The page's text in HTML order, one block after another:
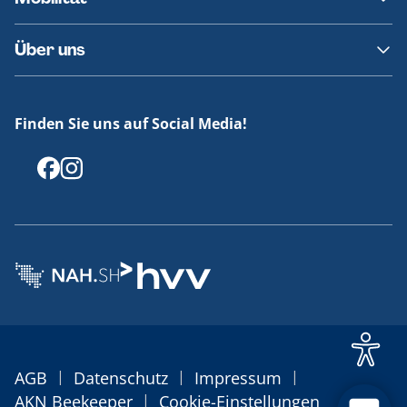
Fundsachen
Häufige Fragen
Barrierefreies Reisen
Erklärung Barrierefreiheit
Über uns
Offenlegungen
Finden Sie uns auf Social Media!
AGB | Datenschutz | Impressum |
AKN Beekeeper | Cookie-Einstellungen